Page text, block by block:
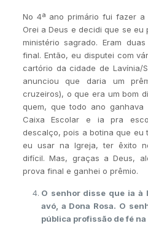
No 4ª ano primário fui fazer a
Orei a Deus e decidi que se eu
ministério sagrado. Eram
final. Então, eu disputei com
cartório da cidade de Lavínia/
anunciou que daria um
cruzeiros), o que era um bom
quem, que todo ano ganhava
Caixa Escolar e ia pra
descalço, pois a botina que eu
eu usar na Igreja, ter êxito
difícil. Mas, graças a Deus,
prova final e ganhei o prêmio.
O senhor disse que ia à
avó, a Dona Rosa. O
pública profissão de fé